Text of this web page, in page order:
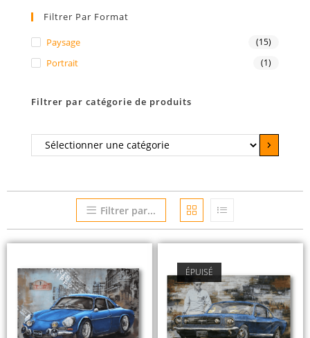
Filtrer Par Format
Paysage (15)
Portrait (1)
Filtrer par catégorie de produits
Filtrer par...
ÉPUISÉ